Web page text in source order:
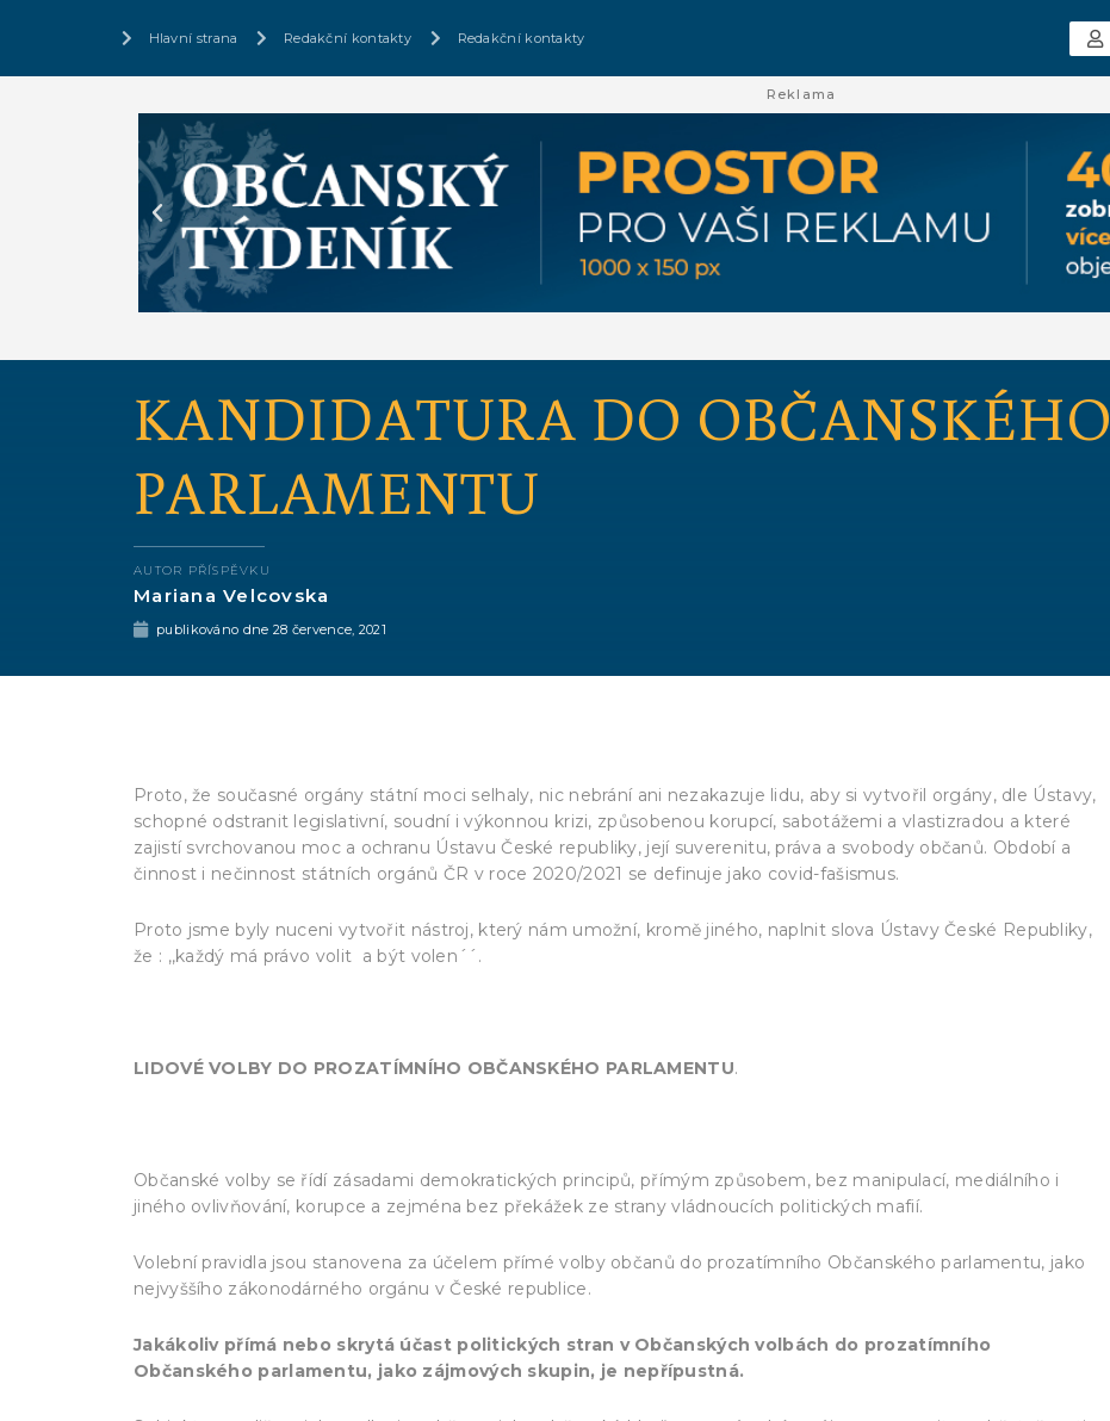
Hlavní strana Redakční kontakty Redakční kontakty
Reklama
KANDIDATURA DO OBČANSKÉHO
PARLAMENTU
AUTOR PŘÍSPĚVKU
Mariana Velcovska
publikováno dne 28 července, 2021
Proto, že současné orgány státní moci selhaly, nic nebrání ani nezakazuje lidu, aby si vytvořil orgány, dle Ústavy,
schopné odstranit legislativní, soudní i výkonnou krizi, způsobenou korupcí, sabotážemi a vlastizradou a které
zajistí svrchovanou moc a ochranu Ústavu České republiky, její suverenitu, práva a svobody občanů. Období a
činnost i nečinnost státních orgánů ČR v roce 2020/2021 se definuje jako covid-fašismus.
Proto jsme byly nuceni vytvořit nástroj, který nám umožní, kromě jiného, naplnit slova Ústavy České Republiky,
že : ,,každý má právo volit a být volen´´.
LIDOVÉ VOLBY DO PROZATÍMNÍHO OBČANSKÉHO PARLAMENTU.
Občanské volby se řídí zásadami demokratických principů, přímým způsobem, bez manipulací, mediálního i
jiného ovlivňování, korupce a zejména bez překážek ze strany vládnoucích politických mafií.
Volební pravidla jsou stanovena za účelem přímé volby občanů do prozatímního Občanského parlamentu, jako
nejvyššího zákonodárného orgánu v České republice.
Jakákoliv přímá nebo skrytá účast politických stran v Občanských volbách do prozatímního
Občanského parlamentu, jako zájmových skupin, je nepřípustná.